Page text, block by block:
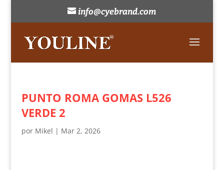
info@cyebrand.com
PUNTO ROMA GOMAS L526
VERDE 2
por Mikel | Mar 2, 2026